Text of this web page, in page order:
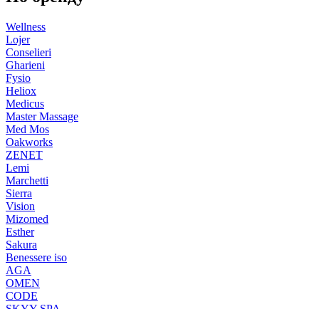
Wellness
Lojer
Conselieri
Gharieni
Fysio
Heliox
Medicus
Master Massage
Med Mos
Oakworks
ZENET
Lemi
Marchetti
Sierra
Vision
Mizomed
Esther
Sakura
Benessere iso
AGA
OMEN
CODE